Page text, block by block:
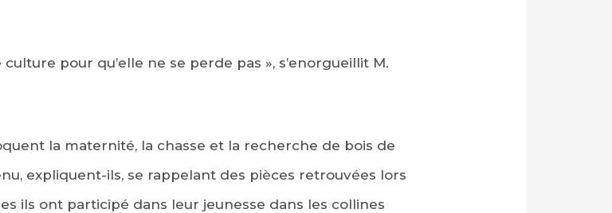
pour qu’elle ne se perde pas », s’enorgueillit M.
la maternité, la chasse et la recherche de bois de
expliquent-ils, se rappelant des pièces retrouvées lors
ils ont participé dans leur jeunesse dans les collines